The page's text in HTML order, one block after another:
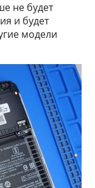
не будет
и будет
модели